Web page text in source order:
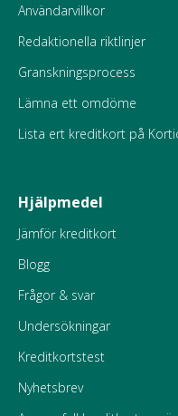
Användarvillkor
Redaktionella riktlinjer
Granskningsprocess
Lämna ett omdöme
Lista ert kreditkort på
Hjälpmedel
Jämför kreditkort
Blogg
Frågor & svar
Undersökningar
Kreditkortstest
Nyhetsbrev